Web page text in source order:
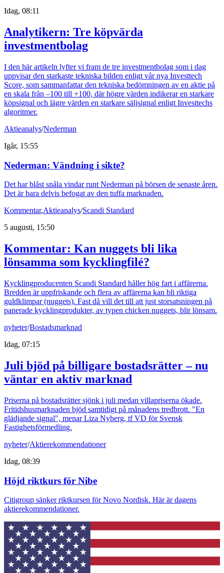
Idag, 08:11
Analytikern: Tre köpvärda
investmentbolag
I den här artikeln lyfter vi fram de tre investmentbolag som i dag
uppvisar den starkaste tekniska bilden enligt vår nya Investtech
Score, som sammanfattar den tekniska bedömningen av en aktie på
en skala från –100 till +100, där högre värden indikerar en starkare
köpsignal och lägre värden en starkare säljsignal enligt Investtechs
algoritmer.
Aktieanalys/Nederman
Igår, 15:55
Nederman: Vändning i sikte?
Det har blåst snåla vindar runt Nederman på börsen de senaste åren.
Det är bara delvis befogat av den tuffa marknaden.
Kommentar,Aktieanalys/Scandi Standard
5 augusti, 15:50
Kommentar: Kan nuggets bli lika
lönsamma som kycklingfilé?
Kycklingproducenten Scandi Standard håller hög fart i affärerna.
Bredden är uppfriskande och flera av affärerna kan bli riktiga
guldklimpar (nuggets). Fast då vill det till att just storsatsningen på
panerade kycklingprodukter, av typen chicken nuggets, blir lönsam.
nyheter/Bostadsmarknad
Idag, 07:15
Juli bjöd på billigare bostadsrätter – nu
väntar en aktiv marknad
Priserna på bostadsrätter sjönk i juli medan villapriserna ökade.
Fritidshusmarknaden bjöd samtidigt på månadens tredbrott. "En
glädjande signal", menar Liza Nyberg, tf VD för Svensk
Fastighetsförmedling.
nyheter/Aktierekommendationer
Idag, 08:39
Höjd riktkurs för Nibe
Citigroup sänker riktkursen för Novo Nordisk. Här är dagens
aktierekommendationer.